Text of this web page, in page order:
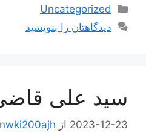
دسته‌ها
Uncategorized
دیدگاهتان را بنویسید
سید علی
2023-12-23 از